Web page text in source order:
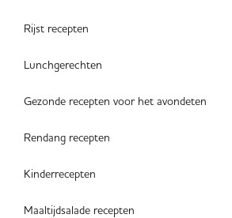
Rijst recepten
Lunchgerechten
Gezonde recepten voor het avondeten
Rendang recepten
Kinderrecepten
Maaltijdsalade recepten